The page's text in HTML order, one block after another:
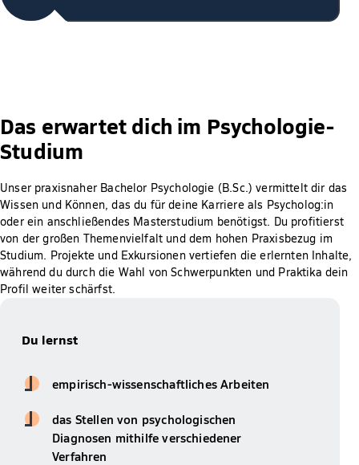
Das erwartet dich im Psychologie-
Studium
Unser praxisnaher Bachelor Psychologie (B.Sc.) vermittelt dir das
Wissen und Können, das du für deine Karriere als Psycholog:in
oder ein anschließendes Masterstudium benötigst. Du profitierst
von der großen Themenvielfalt und dem hohen Praxisbezug im
Studium. Projekte und Exkursionen vertiefen die erlernten Inhalte,
während du durch die Wahl von Schwerpunkten und Praktika dein
Profil weiter schärfst.
Du lernst
empirisch-wissenschaftliches Arbeiten
das Stellen von psychologischen
Diagnosen mithilfe verschiedener
Verfahren